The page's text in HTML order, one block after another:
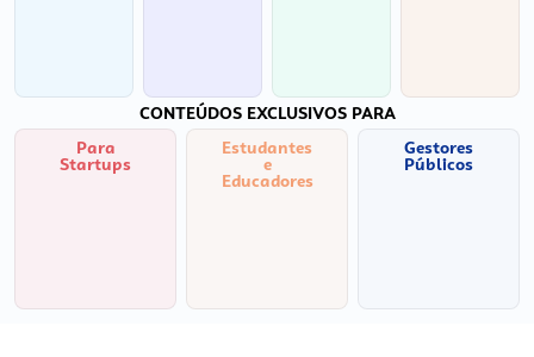
CONTEÚDOS EXCLUSIVOS PARA
Para
Startups
Estudantes
e
Educadores
Gestores
Públicos